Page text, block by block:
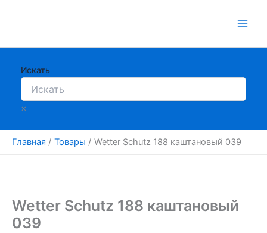
Искать
×
Главная Товары Wetter Schutz 188 каштановый 039
Wetter Schutz 188 каштановый
039